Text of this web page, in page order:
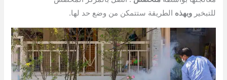
للتبخيروبهذه الطريقة ستتمكن من وضع حد لها.